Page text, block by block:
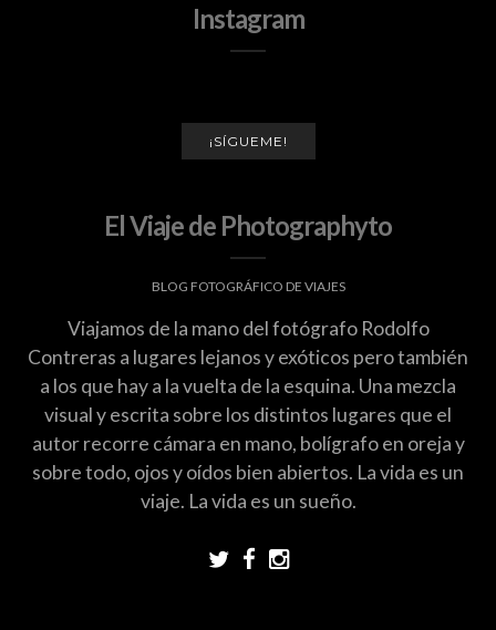
Instagram
¡SÍGUEME!
El Viaje de Photographyto
BLOG FOTOGRÁFICO DE VIAJES
Viajamos de la mano del fotógrafo Rodolfo
Contreras a lugares lejanos y exóticos pero también
a los que hay a la vuelta de la esquina. Una mezcla
visual y escrita sobre los distintos lugares que el
autor recorre cámara en mano, bolígrafo en oreja y
sobre todo, ojos y oídos bien abiertos. La vida es un
viaje. La vida es un sueño.